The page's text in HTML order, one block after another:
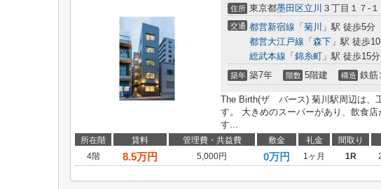
住所 東京都墨田区立川 ３丁目１７-１
交通 都営新宿線 「 菊川 」駅 徒歩5分
都営大江戸線 「 森下 」駅 徒歩
総武本線 「 錦糸町 」駅 徒歩15分
築年 築7年 階数 5階建 構造 鉄筋
The Birth(ザ バース) 菊川駅周辺は、
す。 大きめのスーパーがあり、飲食
す...
所在階 賃料 管理費・共益費 敷金 礼金 間取り
4階
8.5万円 5,000円 0万円 1ヶ月 1R